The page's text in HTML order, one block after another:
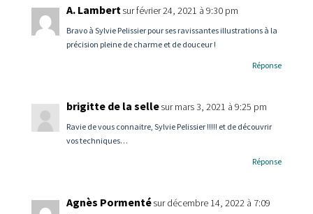
A. Lambertsur février 24, 2021 à 9:30 pm
Bravo à Sylvie Pelissier pour ses ravissantes illustrations à la
précision pleine de charme et de douceur !
Réponse
brigitte de la sellesur mars 3, 2021 à 9:25 pm
Ravie de vous connaitre, Sylvie Pelissier !!!!! et de découvrir
vos techniques…
Réponse
Agnès Pormentésur décembre 14, 2022 à 7:09